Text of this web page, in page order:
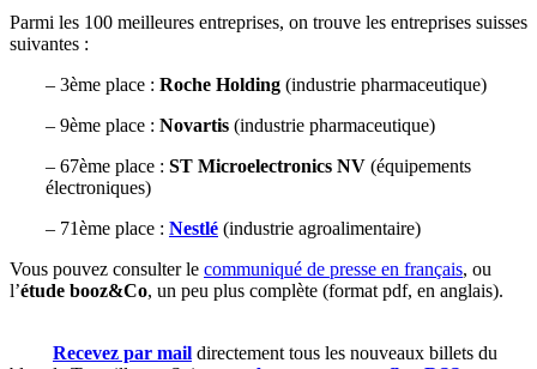
Parmi les 100 meilleures entreprises, on trouve les entreprises suisses
suivantes :
– 3ème place : Roche Holding (industrie pharmaceutique)
– 9ème place : Novartis (industrie pharmaceutique)
– 67ème place : ST Microelectronics NV (équipements
électroniques)
– 71ème place : Nestlé (industrie agroalimentaire)
Vous pouvez consulter le communiqué de presse en français, ou
l’étude booz&Co, un peu plus complète (format pdf, en anglais).
Recevez par mail directement tous les nouveaux billets du